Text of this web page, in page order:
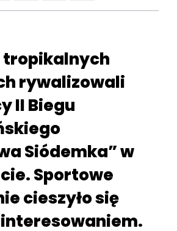
tropikalnych
rywalizowali
II Biegu
Siódemka” w
Sportowe
cieszyło się